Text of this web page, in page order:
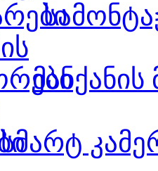
სმარტ